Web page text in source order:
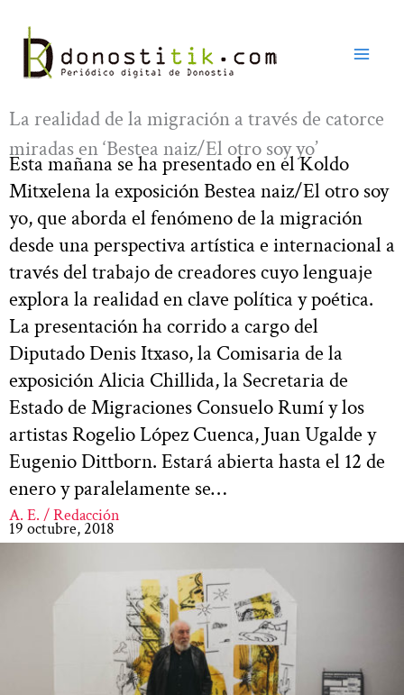
contenido
La realidad de la migración a través de catorce
miradas en ‘Bestea naiz/El otro soy yo’
Esta mañana se ha presentado en el Koldo
Mitxelena la exposición Bestea naiz/El otro soy
yo, que aborda el fenómeno de la migración
desde una perspectiva artística e internacional a
través del trabajo de creadores cuyo lenguaje
explora la realidad en clave política y poética.
La presentación ha corrido a cargo del
Diputado Denis Itxaso, la Comisaria de la
exposición Alicia Chillida, la Secretaria de
Estado de Migraciones Consuelo Rumí y los
artistas Rogelio López Cuenca, Juan Ugalde y
Eugenio Dittborn. Estará abierta hasta el 12 de
enero y paralelamente se…
A. E. / Redacción
19 octubre, 2018